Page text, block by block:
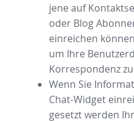
jene auf
oder Blog
einreichen
um Ihre
Korrespondenz
Wenn Sie
Chat-Widget
gesetzt werden